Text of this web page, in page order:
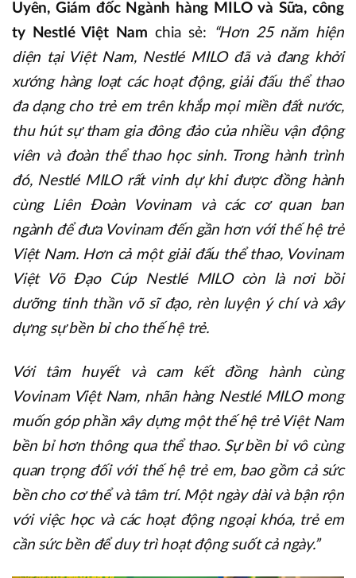
Uyên, Giám đốc Ngành hàng MILO và Sữa, công
ty Nestlé Việt Nam chia sẻ:
“Hơn 25 năm hiện
diện tại Việt Nam, Nestlé MILO đã và đang khởi
xướng hàng loạt các hoạt động, giải đấu thể thao
đa dạng cho trẻ em trên khắp mọi miền đất nước,
thu hút sự tham gia đông đảo của nhiều vận động
viên và đoàn thể thao học sinh. Trong hành trình
đó, Nestlé MILO rất vinh dự khi được đồng hành
cùng Liên Đoàn Vovinam và các cơ quan ban
ngành để đưa Vovinam đến gần hơn với thế hệ trẻ
Việt Nam. Hơn cả một giải đấu thể thao, Vovinam
Việt Võ Đạo Cúp Nestlé MILO còn là nơi bồi
dưỡng tinh thần võ sĩ đạo, rèn luyện ý chí và xây
dựng sự bền bỉ cho thế hệ trẻ.
Với tâm huyết và cam kết đồng hành cùng
Vovinam Việt Nam, nhãn hàng Nestlé MILO mong
muốn góp phần xây dựng một thế hệ trẻ Việt Nam
bền bỉ hơn thông qua thể thao. Sự bền bỉ vô cùng
quan trọng đối với thế hệ trẻ em, bao gồm cả sức
bền cho cơ thể và tâm trí. Một ngày dài và bận rộn
với việc học và các hoạt động ngoại khóa, trẻ em
cần sức bền để duy trì hoạt động suốt cả ngày.”